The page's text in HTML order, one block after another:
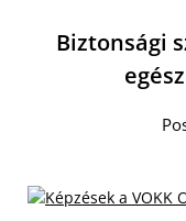
Biztonsági